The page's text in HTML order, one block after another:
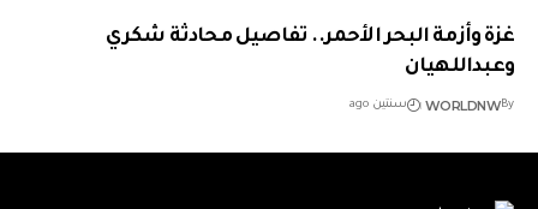
غزة وأزمة البحر الأحمر.. تفاصيل محادثة شكري
وعبداللهيان
By
WORLDNW سنتين ago